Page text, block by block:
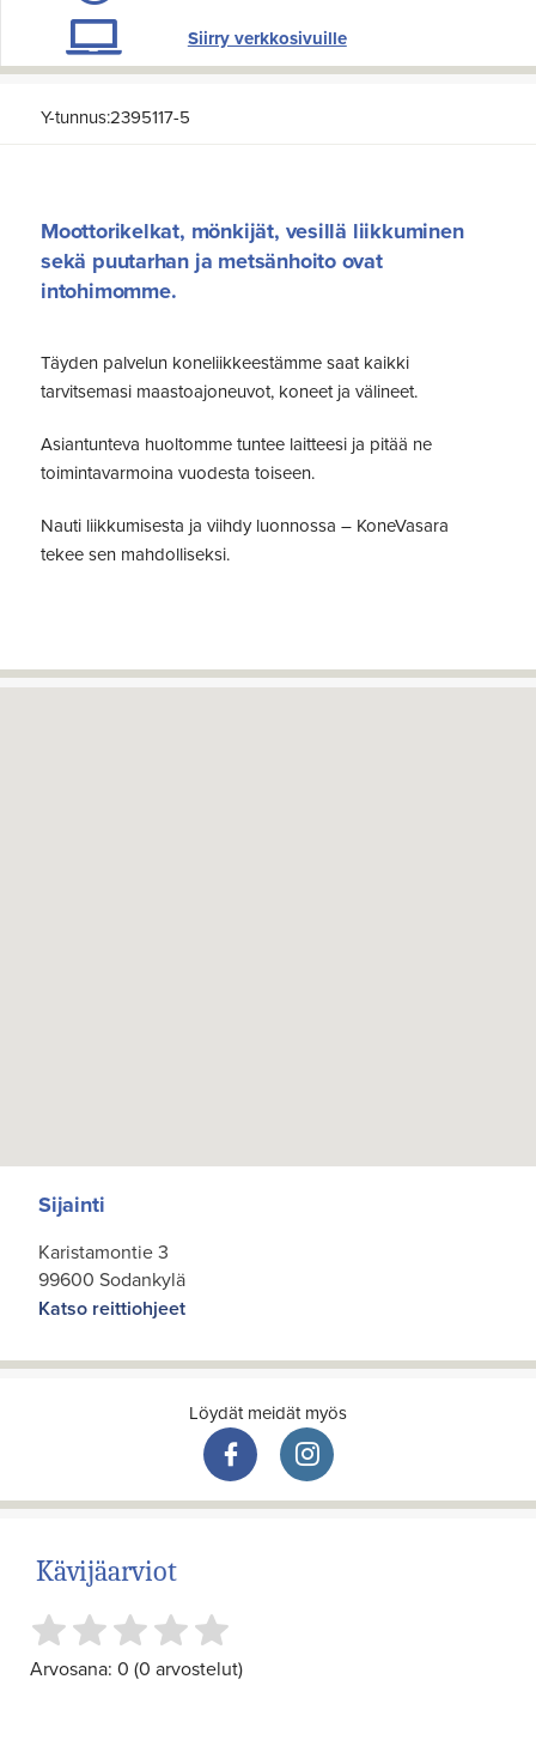
Siirry verkkosivuille
Y-tunnus:2395117-5
Moottorikelkat, mönkijät, vesillä liikkuminen
sekä puutarhan ja metsänhoito ovat
intohimomme.
Täyden palvelun koneliikkeestämme saat kaikki
tarvitsemasi maastoajoneuvot, koneet ja välineet.
Asiantunteva huoltomme tuntee laitteesi ja pitää ne
toimintavarmoina vuodesta toiseen.
Nauti liikkumisesta ja viihdy luonnossa – KoneVasara
tekee sen mahdolliseksi.
Sijainti
Karistamontie 3
99600 Sodankylä
Katso reittiohjeet
Löydät meidät myös
Kävijäarviot
Arvosana: 0 (0 arvostelut)